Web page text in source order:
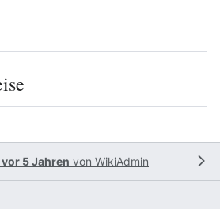
5 Jahren von WikiAdmin